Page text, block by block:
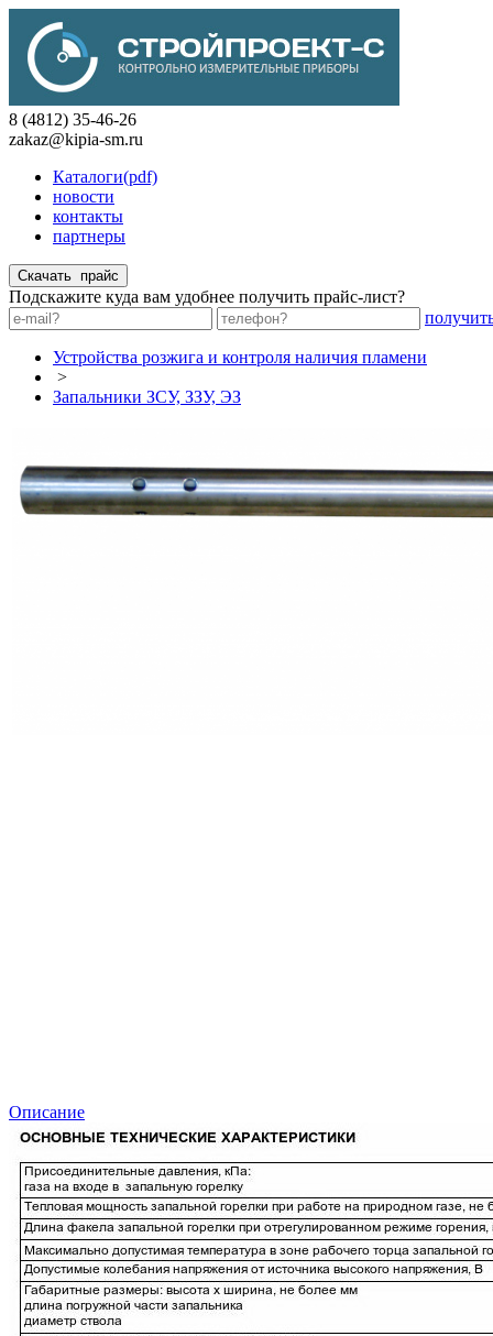
8 (4812) 35-46-26
zakaz@kipia-sm.ru
Каталоги(pdf)
новости
контакты
партнеры
Подскажите куда вам удобнее получить прайс-лист?
Устройства розжига и контроля наличия пламени
>
Запальники ЗСУ, ЗЗУ, ЭЗ
Описание